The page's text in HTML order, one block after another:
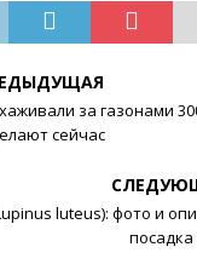
за газонами
сейчас
luteus): фото и
посадка